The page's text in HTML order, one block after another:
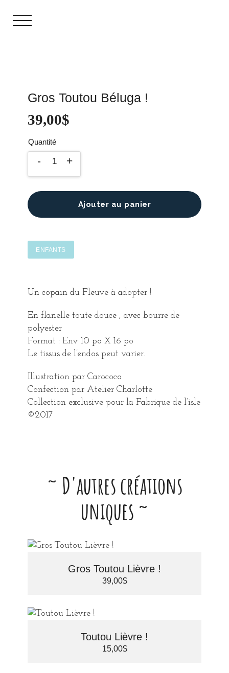
Gros Toutou Béluga !
39,00$
Ajouter au panier
ENFANTS
Un copain du Fleuve à adopter !
En flanelle toute douce , avec bourre de
polyester
Format : Env 10 po X 16 po
Le tissus de l’endos peut varier.
Illustration par Carococo
Confection par Atelier Charlotte
Collection exclusive pour la Fabrique de l’isle
©2017
~ D'autres créations
uniques ~
Gros Toutou Lièvre !
39,00$
Toutou Lièvre !
15,00$